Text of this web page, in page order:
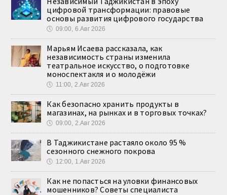
цифровой трансформации: правовые
основы развития цифрового государства
🕔 09:00, 6.Авг 2026
Марьям Исаева рассказала, как
независимость страны изменила
театральное искусство, о подготовке
моноспектакля и о молодёжи
🕔 11:00, 2.Авг 2026
Как безопасно хранить продукты в
магазинах, на рынках и в торговых точках?
🕔 09:00, 2.Авг 2026
В Таджикистане растаяло около 95 %
сезонного снежного покрова
🕔 12:00, 1.Авг 2026
Как не попасться на уловки финансовых
мошенников? Советы специалиста